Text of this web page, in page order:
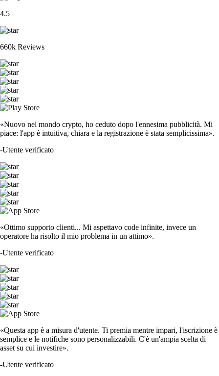
4.5
660k Reviews
«Nuovo nel mondo crypto, ho ceduto dopo l'ennesima pubblicità. Mi
piace: l'app è intuitiva, chiara e la registrazione è stata semplicissima».
-Utente verificato
«Ottimo supporto clienti... Mi aspettavo code infinite, invece un
operatore ha risolto il mio problema in un attimo».
-Utente verificato
«Questa app è a misura d'utente. Ti premia mentre impari, l'iscrizione è
semplice e le notifiche sono personalizzabili. C'è un'ampia scelta di
asset su cui investire».
-Utente verificato